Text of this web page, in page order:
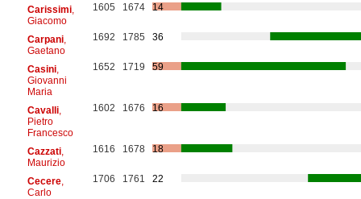
Carissimi,
Giacomo
1605 1674 14
Carpani,
Gaetano
1692 1785 36
Casini,
Giovanni
Maria
1652 1719 59
Cavalli,
Pietro
Francesco
1602 1676 16
Cazzati,
Maurizio
1616 1678 18
Cecere,
Carlo
1706 1761 22